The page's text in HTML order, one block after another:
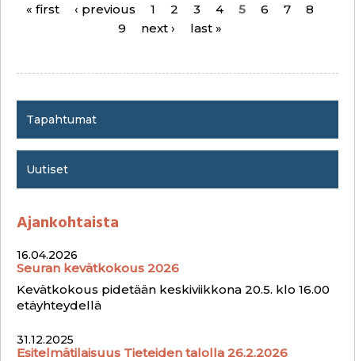
s
« first ‹ previous 1 2 3 4 5 6 7
8
9
next › last »
Tapahtumat
Uutiset
Ajankohtaista
16.04.2026
Seuran kevätkokous 2026
Kevätkokous pidetään keskiviikkona 20.5. klo 16.00
etäyhteydellä
31.12.2025
Esitelmätilaisuus Tieteiden talolla 26.2.2026